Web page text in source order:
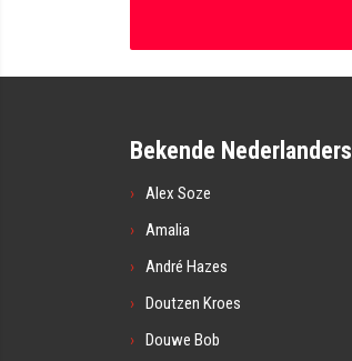
Bekende Nederlanders
Alex Soze
Amalia
André Hazes
Doutzen Kroes
Douwe Bob